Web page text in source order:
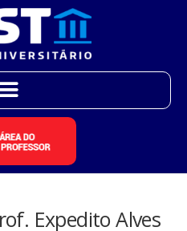
Expedito Alves